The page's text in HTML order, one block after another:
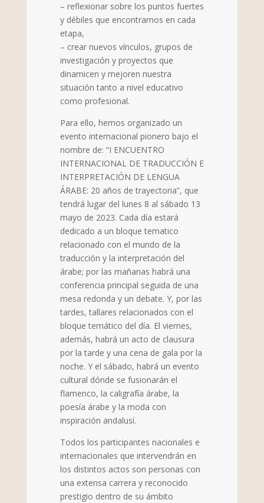
– reflexionar sobre los puntos fuertes
y débiles que encontramos en cada
etapa,
– crear nuevos vínculos, grupos de
investigación y proyectos que
dinamicen y mejoren nuestra
situación tanto a nivel educativo
como profesional.
Para ello, hemos organizado un
evento internacional pionero bajo el
nombre de: “I ENCUENTRO
INTERNACIONAL DE TRADUCCIÓN E
INTERPRETACIÓN DE LENGUA
ÁRABE: 20 años de trayectoria”, que
tendrá lugar del lunes 8 al sábado 13
mayo de 2023. Cada día estará
dedicado a un bloque tematico
relacionado con el mundo de la
traducción y la interpretación del
árabe; por las mañanas habrá una
conferencia principal seguida de una
mesa redonda y un debate. Y, por las
tardes, tallares relacionados con el
bloque temático del día. El viernes,
además, habrá un acto de clausura
por la tarde y una cena de gala por la
noche. Y el sábado, habrá un evento
cultural dónde se fusionarán el
flamenco, la caligrafía árabe, la
poesía árabe y la moda con
inspiración andalusí.
Todos los participantes nacionales e
internacionales que intervendrán en
los distintos actos son personas con
una extensa carrera y reconocido
prestigio dentro de su ámbito